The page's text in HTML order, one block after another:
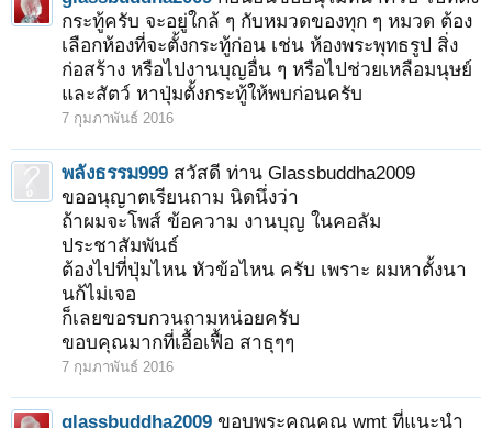
กระทู้ครับ จะอยู่ใกล้ ๆ กับหมวดของทุก ๆ หมวด ต้อง
เลือกห้องที่จะตั้งกระทู้ก่อน เช่น ห้องพระพุทธรูป สิ่ง
ก่อสร้าง หรือไปงานบุญอื่น ๆ หรือไปช่วยเหลือมนุษย์
และสัตว์ หาปุ่มตั้งกระทู้ให้พบก่อนครับ
7 กุมภาพันธ์ 2016
พลังธรรม999 สวัสดี ท่าน Glassbuddha2009
ขออนุญาตเรียนถาม นิดนึ่งว่า
ถ้าผมจะโพส์ ข้อความ งานบุญ ในคอลัม
ประชาสัมพันธ์
ต้องไปที่ปุ่มไหน หัวข้อไหน ครับ เพราะ ผมหาตั้งนา
นก้ไม่เจอ
ก็เลยขอรบกวนถามหน่อยครับ
ขอบคุณมากที่เอื้อเฟื้อ สาธุๆๆ
7 กุมภาพันธ์ 2016
glassbuddha2009 ขอบพระคุณคุณ wmt ที่แนะนำ